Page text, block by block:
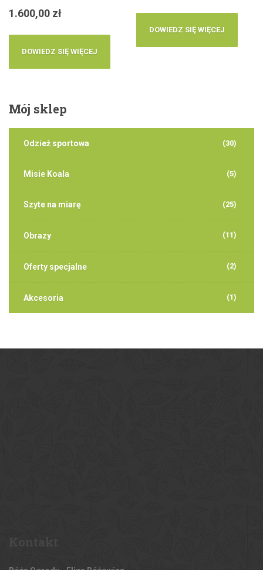
1.600,00 zł
DOWIEDZ SIĘ WIĘCEJ
DOWIEDZ SIĘ WIĘCEJ
Mój sklep
Odzież sportowa (30)
Misie Koala (5)
Szyte na miarę (25)
Obrazy (11)
Oferty specjalne (2)
Akcesoria (1)